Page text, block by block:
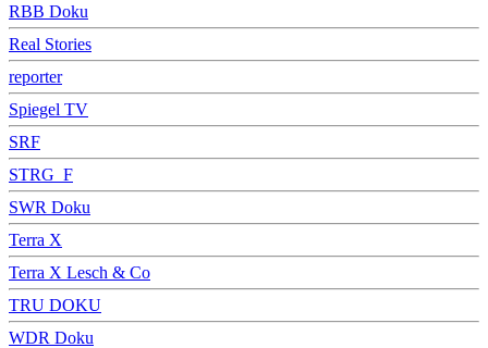
RBB Doku
Real Stories
reporter
Spiegel TV
SRF
STRG_F
SWR Doku
Terra X
Terra X Lesch & Co
TRU DOKU
WDR Doku